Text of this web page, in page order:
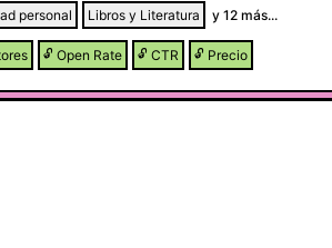
and long-term personal and
includes ambitious readers
business resources, digital
with brands in tech, SaaS,
personal Libros y Literatura y 12 más...
🔓 Open Rate 🔓 CTR 🔓 Precio